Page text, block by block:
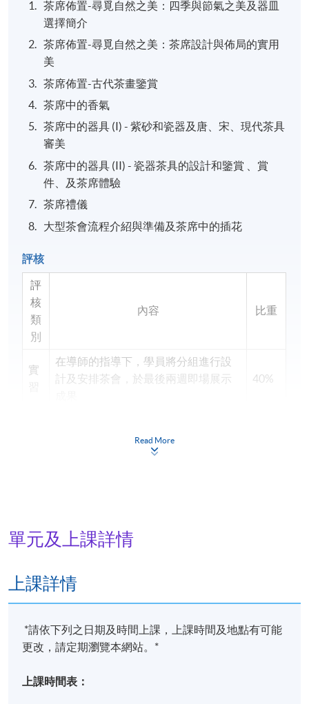
茶席佈置-尋覓自然之美：四季與節氣之美及器皿
選擇簡介
茶席佈置-尋覓自然之美：茶席設計與佈局的實用
美
茶席佈置-古代茶畫鑒賞
茶席中的香氣
茶席中的器具 (I) - 紫砂和瓷器及唐、宋、現代茶具
審美
茶席中的器具 (II) - 瓷器茶具的設計和鑒賞 、賞
件、及茶席體驗
茶席禮儀
大型茶會流程介紹與準備及茶席中的插花
評核
評
核
類
別
內容 比重
實
在導師的指導下，學員將分組進行設
計及安排茶會，於最後兩週即場展示
40%
稿軟件)演示茶席設計概念及茶會流程
港大學專業進修學院頒授「證書（單元：茶席導
論）」：
出席率達70%或以上；及
Read More
單元及上課詳情
上課詳情
*請依下列之日期及時間上課，上課時間及地點有可能
更改，請定期瀏覽本網站。*
上課時間表：